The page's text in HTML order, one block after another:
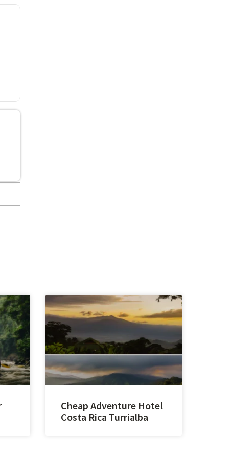
Cheap Adventure Hotel
Costa Rica Turrialba